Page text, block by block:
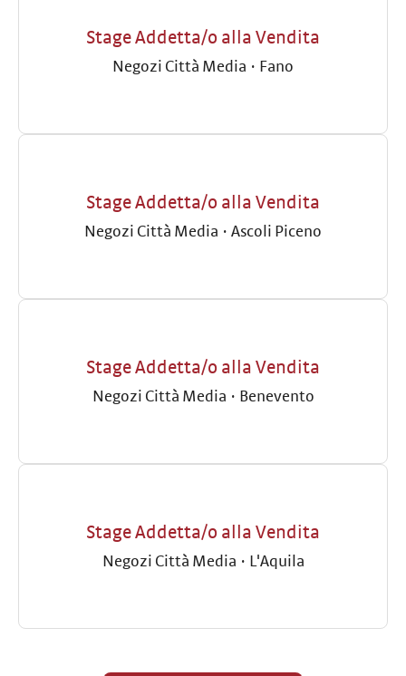
Stage Addetta/o alla Vendita
Negozi Città Media · Fano
Stage Addetta/o alla Vendita
Negozi Città Media · Ascoli Piceno
Stage Addetta/o alla Vendita
Negozi Città Media · Benevento
Stage Addetta/o alla Vendita
Negozi Città Media · L'Aquila